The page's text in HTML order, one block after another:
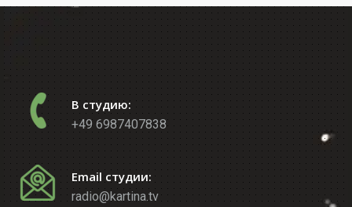
В студию:
+49 6987407838
Email студии:
radio@kartina.tv